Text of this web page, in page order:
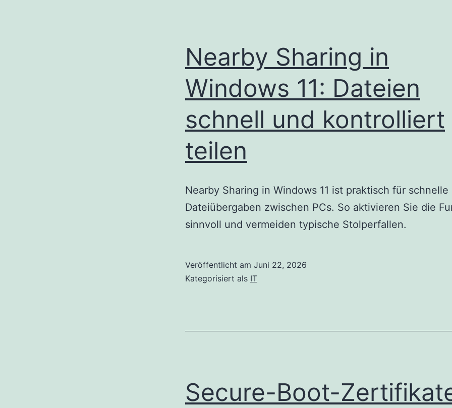
Nearby Sharing in
Windows 11: Dateien
schnell und kontrolliert
teilen
Nearby Sharing in Windows 11 ist praktisch für schnelle
Dateiübergaben zwischen PCs. So aktivieren Sie die
sinnvoll und vermeiden typische Stolperfallen.
Veröffentlicht am Juni 22, 2026
Kategorisiert als IT
Secure-Boot-